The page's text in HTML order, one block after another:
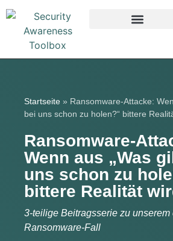
Startseite » Ransomware-Attacke:
bei uns schon zu holen?“ bittere
Ransomware-
Wenn aus „Was
uns schon zu
bittere Realität
3-teilige Beitragsserie zu unserem
Ransomware-Fall